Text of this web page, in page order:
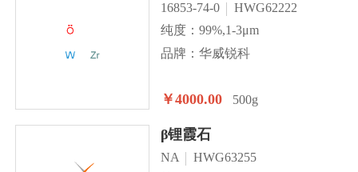
16853-74-0
HWG62222
纯度：99%,1-3μm
品牌：华威锐科
￥4000.00 500g
β锂霞石
NA
HWG63255